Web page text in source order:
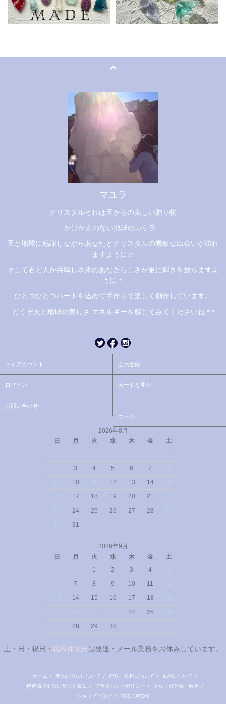
マユラ
クリスタルそれは天からの美しい贈り物
かけがえのない地球のカケラ...
天と地球に感謝しながらあなたとクリスタルの素敵な出会いが訪れ
ますように☆
そして石と人が共鳴し本来のあなたらしさが更に輝きを放ちますよ
うに＊
ひとつひとつハートを込めて手作りで楽しく創作しています。
どうぞ天と地球の美しさ エネルギーを感じてみてくださいね＊*
マイアカウント 会員登録
ログイン カートを見る
お問い合わせ
ホーム
2026年8月
日
月 火 水 木 金
土
3 4 5 6 7
10 12 13 14
17 18 19 20 21
24 25 26 27 28
31
2026年9月
日
月 火 水 木 金
土
1
2 3 4
7 8 9 10 11
14 15 16 17 18
24 25
28 29 30
土・日・祝日・ 臨時休業日は発送・メール業務をお休みしています。
ホーム / 支払い方法について / 配送・送料について / 返品について /
特定商取引法に基づく表記 / プライバシーポリシー / メルマガ登録・解除 /
ショップブログ / RSS / ATOM